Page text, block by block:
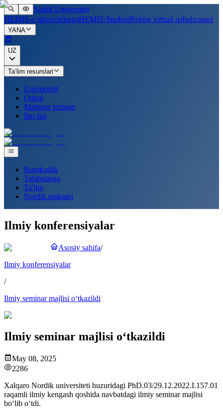
Yashil Universitet
HEMIS-o‘qituvchilargaHEMIS-StudentRektor virtual qabulxonasi
YANA
UZ
Ta’lim resurslari
Universitet
Qabul
Matbuot xizmati
Ilm-fan
Hamkorlik
Talabalarga
Ta'lim
Nordik maktabi
Ilmiy konferensiyalar
Asosiy sahifa/
Ilmiy konferensiyalar
/
Ilmiy seminar majlisi o‘tkazildi
Ilmiy seminar majlisi o‘tkazildi
May 08, 2025
2286
Xalqaro Nordik universiteti huzuridagi PhD.03/29.12.2022.I.157.01
raqamli ilmiy kengash qoshida navbatdagi ilmiy seminar majlisi
bo‘lib o‘tdi.